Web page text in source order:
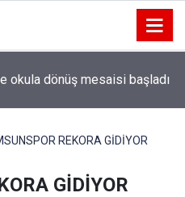
okula dönüş mesaisi başladı
REKORA GİDİYOR
GİDİYOR